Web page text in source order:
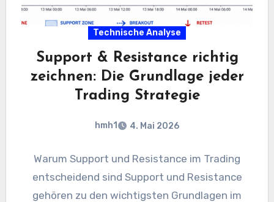
Technische Analyse
Support & Resistance richtig
zeichnen: Die Grundlage jeder
Trading Strategie
hmh1 4. Mai 2026
Warum Support und Resistance im Trading
entscheidend sind Support und Resistance
gehören zu den wichtigsten Grundlagen im